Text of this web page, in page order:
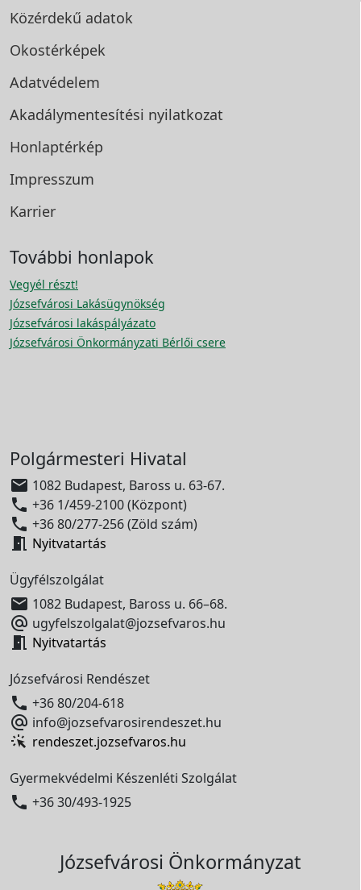
Közérdekű adatok
Okostérképek
Adatvédelem
Akadálymentesítési nyilatkozat
Honlaptérkép
Impresszum
Karrier
További honlapok
Vegyél részt!
Józsefvárosi Lakásügynökség
Józsefvárosi lakáspályázato
Józsefvárosi Önkormányzati Bérlői csere
Polgármesteri Hivatal
 1082 Budapest, Baross u. 63-67.
 +36 1/459-2100 (Központ)
 +36 80/277-256 (Zöld szám)
 Nyitvatartás
Ügyfélszolgálat
 1082 Budapest, Baross u. 66–68.
 ugyfelszolgalat@jozsefvaros.hu
 Nyitvatartás
Józsefvárosi Rendészet
 +36 80/204-618
 info@jozsefvarosirendeszet.hu
rendeszet.jozsefvaros.hu
Gyermekvédelmi Készenléti Szolgálat
 +36 30/493-1925
Józsefvárosi Önkormányzat